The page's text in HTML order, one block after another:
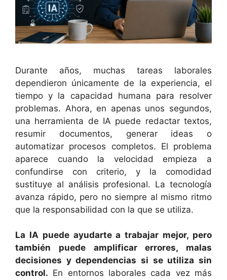
Durante años, muchas tareas laborales
dependieron únicamente de la experiencia, el
tiempo y la capacidad humana para resolver
problemas. Ahora, en apenas unos segundos,
una herramienta de IA puede redactar textos,
resumir documentos, generar ideas o
automatizar procesos completos. El problema
aparece cuando la velocidad empieza a
confundirse con criterio, y la comodidad
sustituye al análisis profesional. La tecnología
avanza rápido, pero no siempre al mismo ritmo
que la responsabilidad con la que se utiliza.
La IA puede ayudarte a trabajar mejor, pero
también puede amplificar errores, malas
decisiones y dependencias si se utiliza sin
control. En entornos laborales cada vez más